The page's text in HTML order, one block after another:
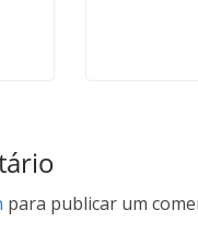
para publicar um